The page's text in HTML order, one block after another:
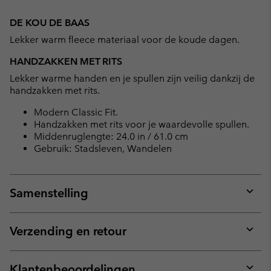
DE KOU DE BAAS
Lekker warm fleece materiaal voor de koude dagen.
HANDZAKKEN MET RITS
Lekker warme handen en je spullen zijn veilig dankzij de
handzakken met rits.
Modern Classic Fit.
Handzakken met rits voor je waardevolle spullen.
Middenruglengte: 24.0 in / 61.0 cm
Gebruik: Stadsleven, Wandelen
Samenstelling
or
Verzending en retour
or